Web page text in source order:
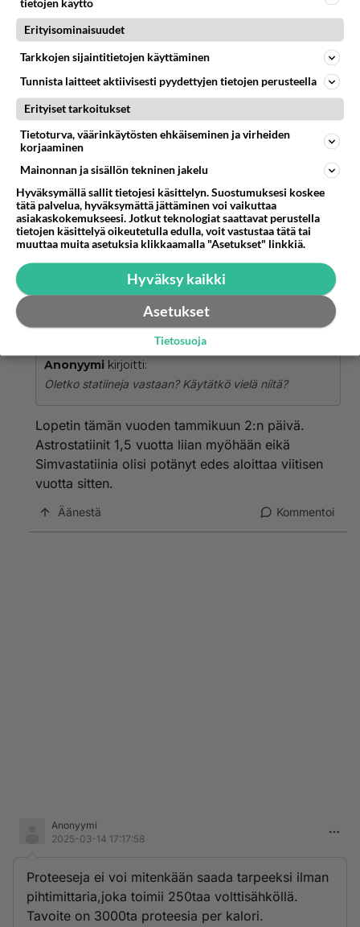
päättivät reisieni kohdalla toisin. Olin
hyväuskoinen hölmö.
Äänestä Kommentoi
Anonyymi
Olet inhottavan oikeassa! Kommenttini oli
todenperäinen herja suunnattuna vain vaakalukemaan
tuijottaville kalorien laskijoille.
Painon koostumus on tärkein.
Muutos 90kg > 84kg johtui 30 cm:n paksusuolen
Selvimmin lihaskadon havaitsi reisissä ja myös
pakaroissa ja selässä jossa oli mitä kadottaa.
Vyötärö ei ohentunut yhtään mutta yleisen käsityksen
Olin 65v ukko enkä aivan entiselleen elpynyt mutta
hyvään kuntoon kuitenkin kunnes statiinit päättivät
reisieni kohdalla toisin. Olin hyväuskoinen hölmö.
Lue lisää
Oletko statiineja vastaan? Käytätkö vielä niitä?
Kommentoi
2025-03-15 18:26:36
Anonyymi kirjoitti:
Oletko statiineja vastaan? Käytätkö vielä niitä?
Lopetin tämän vuoden tammikuun 2:n päivä.
Astrostatiinit 1,5 vuotta liian myöhään eikä
Simvastatiinia olisi potänyt edes aloittaa viitisen
vuotta sitten.
Äänestä Kommentoi
Anonyymi
2025-03-14 17:17:58
Proteeseja ei voi mitenkään saada tarpeeksi ilman
pihtimittaria,joka toimii 250taa volttisähköllä.
Tavoite on 3000ta proteesia per kalori.
tietojen käyttö
Erityisominaisuudet
Tarkkojen sijaintitietojen käyttäminen
Tunnista laitteet aktiivisesti pyydettyjen tietojen perusteella
Erityiset tarkoitukset
Tietoturva, väärinkäytösten ehkäiseminen ja virheiden
korjaaminen
Mainonnan ja sisällön tekninen jakelu
Hyväksymällä sallit tietojesi käsittelyn. Suostumuksesi koskee
tätä palvelua, hyväksymättä jättäminen voi vaikuttaa
asiakaskokemukseesi. Jotkut teknologiat saattavat perustella
tietojen käsittelyä oikeutetulla edulla, voit vastustaa tätä tai
muuttaa muita asetuksia klikkaamalla "Asetukset" linkkiä.
Hyväksy kaikki
Asetukset
Tietosuoja